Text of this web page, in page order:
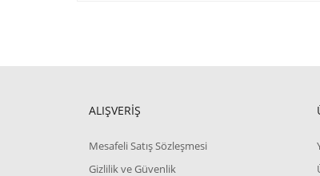
ALIŞVERİŞ
Mesafeli Satış Sözleşmesi
Gizlilik ve Güvenlik